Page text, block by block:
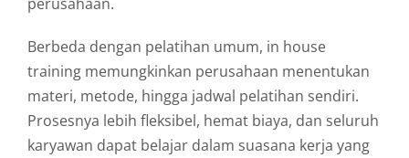
Berbeda dengan pelatihan umum, in house
training memungkinkan perusahaan menentukan
materi, metode, hingga jadwal pelatihan sendiri.
Prosesnya lebih fleksibel, hemat biaya, dan seluruh
karyawan dapat belajar dalam suasana kerja yang